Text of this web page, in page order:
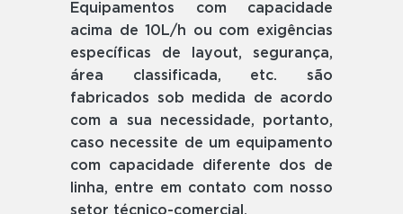
Equipamentos com capacidade
acima de 10L/h ou com exigências
específicas de layout, segurança,
área classificada, etc. são
fabricados sob medida de acordo
com a sua necessidade, portanto,
caso necessite de um equipamento
com capacidade diferente dos de
linha, entre em contato com nosso
setor técnico-comercial.